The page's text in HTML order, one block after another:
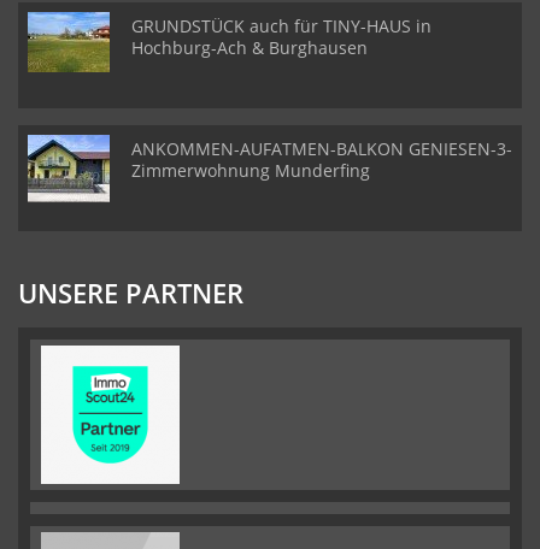
GRUNDSTÜCK auch für TINY-HAUS in
Hochburg-Ach & Burghausen
ANKOMMEN-AUFATMEN-BALKON GENIESEN-3-
Zimmerwohnung Munderfing
UNSERE PARTNER